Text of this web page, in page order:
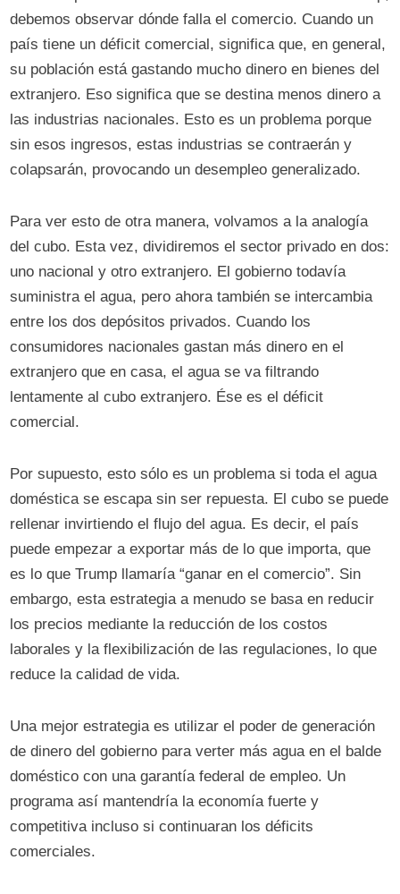
debemos observar dónde falla el comercio. Cuando un
país tiene un déficit comercial, significa que, en general,
su población está gastando mucho dinero en bienes del
extranjero. Eso significa que se destina menos dinero a
las industrias nacionales. Esto es un problema porque
sin esos ingresos, estas industrias se contraerán y
colapsarán, provocando un desempleo generalizado.
Para ver esto de otra manera, volvamos a la analogía
del cubo. Esta vez, dividiremos el sector privado en dos:
uno nacional y otro extranjero. El gobierno todavía
suministra el agua, pero ahora también se intercambia
entre los dos depósitos privados. Cuando los
consumidores nacionales gastan más dinero en el
extranjero que en casa, el agua se va filtrando
lentamente al cubo extranjero. Ése es el déficit
comercial.
Por supuesto, esto sólo es un problema si toda el agua
doméstica se escapa sin ser repuesta. El cubo se puede
rellenar invirtiendo el flujo del agua. Es decir, el país
puede empezar a exportar más de lo que importa, que
es lo que Trump llamaría “ganar en el comercio”. Sin
embargo, esta estrategia a menudo se basa en reducir
los precios mediante la reducción de los costos
laborales y la flexibilización de las regulaciones, lo que
reduce la calidad de vida.
Una mejor estrategia es utilizar el poder de generación
de dinero del gobierno para verter más agua en el balde
doméstico con una garantía federal de empleo. Un
programa así mantendría la economía fuerte y
competitiva incluso si continuaran los déficits
comerciales.